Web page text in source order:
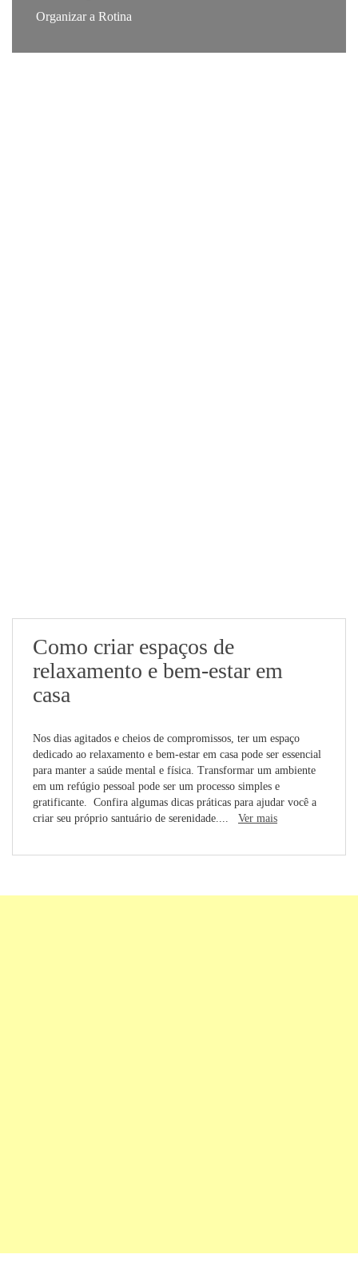
Organizar a Rotina
Como criar espaços de
relaxamento e bem-estar em
casa
Nos dias agitados e cheios de compromissos, ter um espaço
dedicado ao relaxamento e bem-estar em casa pode ser essencial
para manter a saúde mental e física. Transformar um ambiente
em um refúgio pessoal pode ser um processo simples e
gratificante. Confira algumas dicas práticas para ajudar você a
criar seu próprio santuário de serenidade.... Ver mais